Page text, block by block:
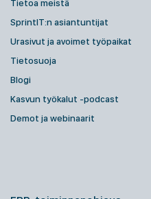
Tietoa meistä
SprintIT:n asiantuntijat
Urasivut ja avoimet työpaikat
Tietosuoja
Blogi
Kasvun työkalut -podcast
Demot ja webinaarit